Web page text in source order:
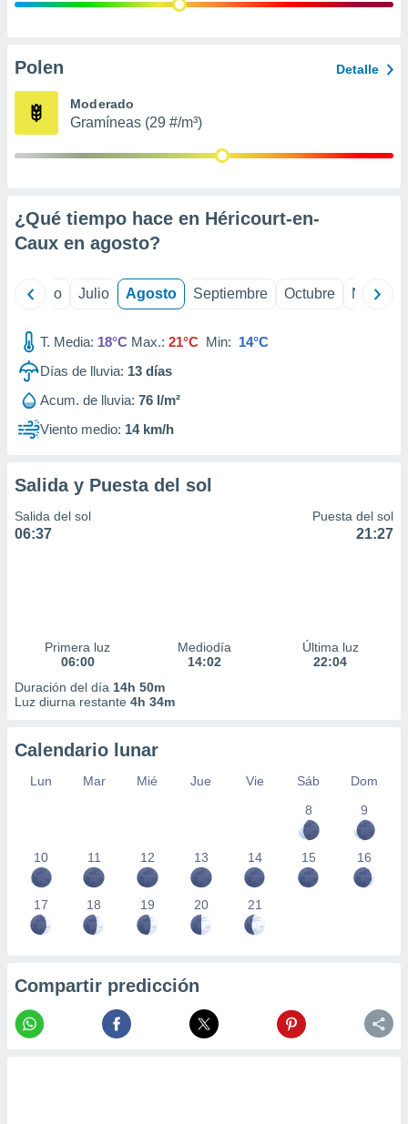
e
publicidad
Polen Detalle
Moderado
Gramíneas (29 #/m³)
¿Qué tiempo hace en Héricourt-en-
Caux en agosto?
Junio Julio Agosto Septiembre Octubre
T. Media: 18°C Max.: 21°C Min: 14°C
Días de lluvia: 13 días
Acum. de lluvia: 76 l/m²
Viento medio: 14 km/h
Salida y Puesta del sol
Salida del sol
06:37
Puesta del sol
21:27
Primera luz
06:00
Mediodía
14:02
Última luz
22:04
Duración del día 14h 50m
Luz diurna restante 4h 34m
Calendario lunar
Lun Mar Mié Jue Vie Sáb
Dom
8
9
10 11 12 13 14 15 16
17 18 19 20 21
Compartir predicción